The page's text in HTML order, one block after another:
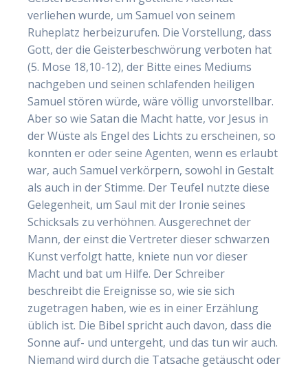
verliehen wurde, um Samuel von seinem
Ruheplatz herbeizurufen. Die Vorstellung, dass
Gott, der die Geisterbeschwörung verboten hat
(5. Mose 18,10-12), der Bitte eines Mediums
nachgeben und seinen schlafenden heiligen
Samuel stören würde, wäre völlig unvorstellbar.
Aber so wie Satan die Macht hatte, vor Jesus in
der Wüste als Engel des Lichts zu erscheinen, so
konnten er oder seine Agenten, wenn es erlaubt
war, auch Samuel verkörpern, sowohl in Gestalt
als auch in der Stimme. Der Teufel nutzte diese
Gelegenheit, um Saul mit der Ironie seines
Schicksals zu verhöhnen. Ausgerechnet der
Mann, der einst die Vertreter dieser schwarzen
Kunst verfolgt hatte, kniete nun vor dieser
Macht und bat um Hilfe. Der Schreiber
beschreibt die Ereignisse so, wie sie sich
zugetragen haben, wie es in einer Erzählung
üblich ist. Die Bibel spricht auch davon, dass die
Sonne auf- und untergeht, und das tun wir auch.
Niemand wird durch die Tatsache getäuscht oder